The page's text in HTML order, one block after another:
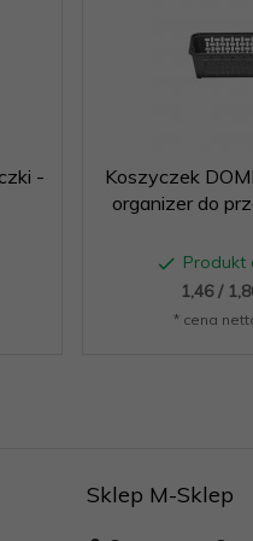
-
Koszyczek
organizer do
Produkt
1,46 /
* cena
Sklep M-Sklep